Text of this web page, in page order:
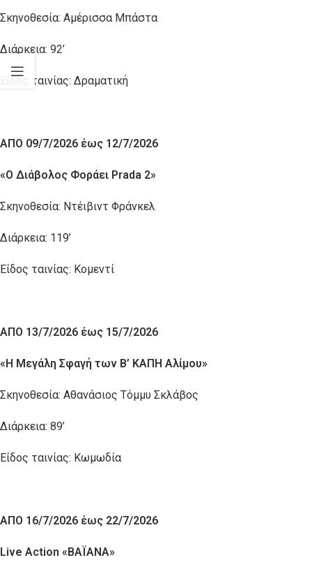
Σκηνοθεσία: Αμέρισσα Μπάστα
Διάρκεια: 92’
Είδος ταινίας: Δραματική
ΑΠΟ 09/7/2026 έως 12/7/2026
«Ο Διάβολος Φοράει Prada 2»
Σκηνοθεσία: Ντέιβιντ Φράνκελ
Διάρκεια: 119’
Είδος ταινίας: Κομεντί
ΑΠΟ 13/7/2026 έως 15/7/2026
«Η Μεγάλη Σφαγή των Β’ ΚΑΠΗ Αλίμου»
Σκηνοθεσία: Αθανάσιος Τόμμυ Σκλάβος
Διάρκεια: 89’
Είδος ταινίας: Κωμωδία
ΑΠΟ 16/7/2026 έως 22/7/2026
Live Action «ΒΑΪΑΝΑ»